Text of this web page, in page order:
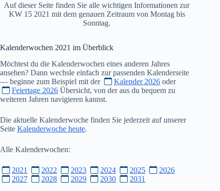
Auf dieser Seite finden Sie alle wichtigen Informationen zur
KW 15 2021 mit dem genauen Zeitraum von Montag bis
Sonntag.
Kalenderwochen 2021 im Überblick
Möchtest du die Kalenderwochen eines anderen Jahres
ansehen? Dann wechsle einfach zur passenden Kalenderseite
— beginne zum Beispiel mit der
Kalender 2026 oder
Feiertage 2026 Übersicht, von der aus du bequem zu
weiteren Jahren navigieren kannst.
Die aktuelle Kalenderwoche finden Sie jederzeit auf unserer
Seite Kalenderwoche heute.
Alle Kalenderwochen:
2021 2022 2023 2024 2025
2026
2027
2028 2029 2030 2031